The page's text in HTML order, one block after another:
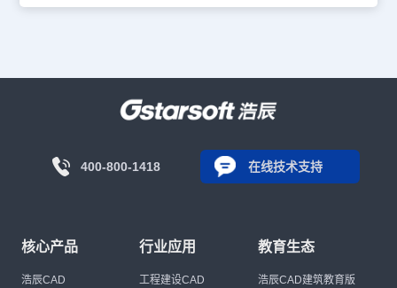
400-800-1418 在线技术支持
核心产品
浩辰CAD
行业应用
工程建设CAD
教育生态
浩辰CAD建筑教育版